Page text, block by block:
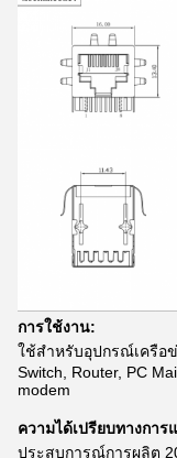
การใช้งาน:
ใช้สำหรับอุปกรณ์เครือ
Switch, Router, PC
modem
ความได้เปรียบทางการ
ประสบการณ์การผลิต